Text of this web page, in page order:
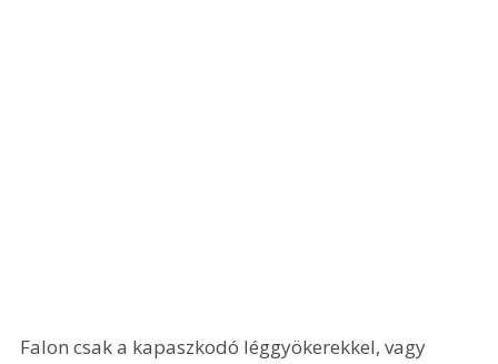
Falon csak a kapaszkodó léggyökerekkel, vagy